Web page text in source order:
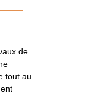
de
tout au